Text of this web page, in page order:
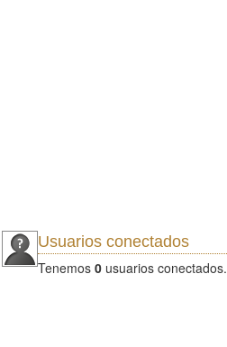
Usuarios conectados
Tenemos 0 usuarios conectados.